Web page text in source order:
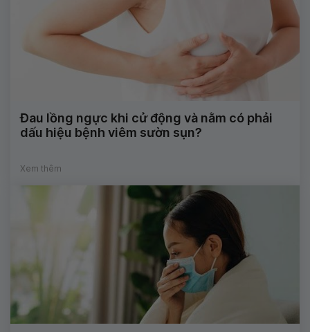
Đau lồng ngực khi cử động và nằm có phải
dấu hiệu bệnh viêm sườn sụn?
Xem thêm